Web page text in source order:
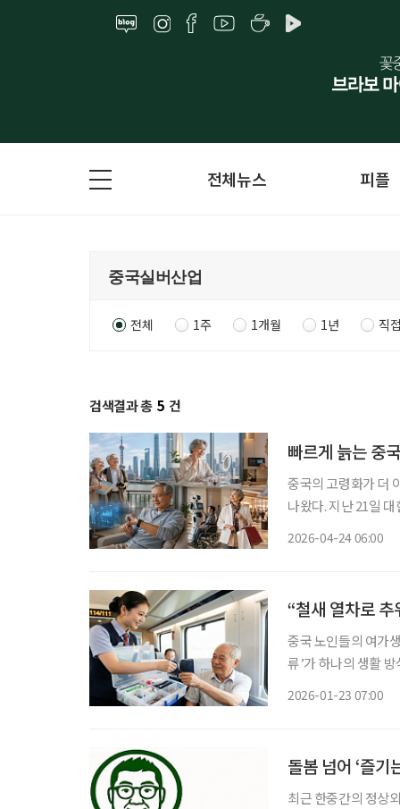
전체뉴스 피플
전체 1주 1개월 1년 직
검색결과 총 5 건
빠르게 늙는 중
중국의 고령화가 더
나왔다. 지난 21일
2026-04-24 06:00
“철새 열차로
중국 노인들의 여가
류’가 하나의 생활
2026-01-23 07:00
돌봄 넘어 ‘즐기
최근 한중간의 정상